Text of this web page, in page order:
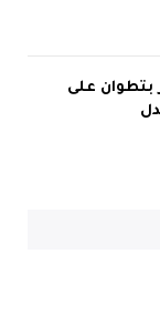
على